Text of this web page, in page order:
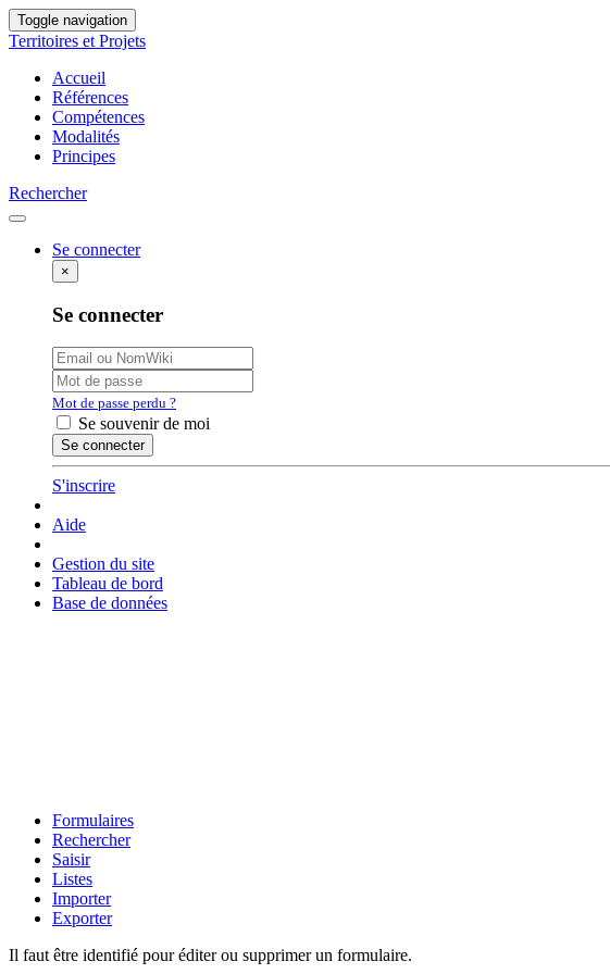
Toggle navigation
Territoires et Projets
Accueil
Références
Compétences
Modalités
Principes
Rechercher
Se connecter
×
Se connecter
Mot de passe perdu ?
Se souvenir de moi
S'inscrire
Aide
Gestion du site
Tableau de bord
Base de données
Formulaires
Rechercher
Saisir
Listes
Importer
Exporter
Il faut être identifié pour éditer ou supprimer un formulaire.